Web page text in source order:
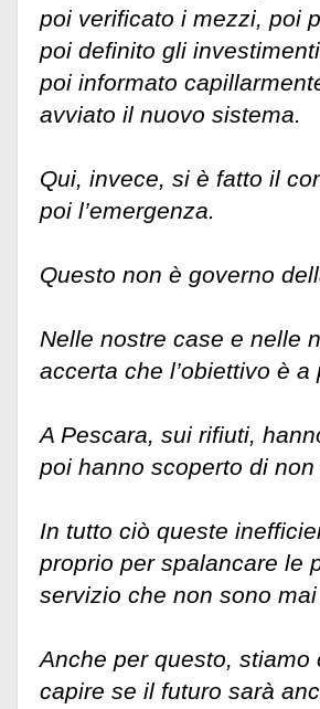
poi verificato i mezzi, poi
poi definito gli
poi informato
avviato il nuovo sistema.
Qui, invece, si è fatto il
poi l’emergenza.
Questo non è governo
Nelle nostre case e nelle
accerta che l’obiettivo è
A Pescara, sui rifiuti,
poi hanno scoperto di non
In tutto ciò queste
proprio per spalancare le
servizio che non sono
Anche per questo,
capire se il futuro sarà